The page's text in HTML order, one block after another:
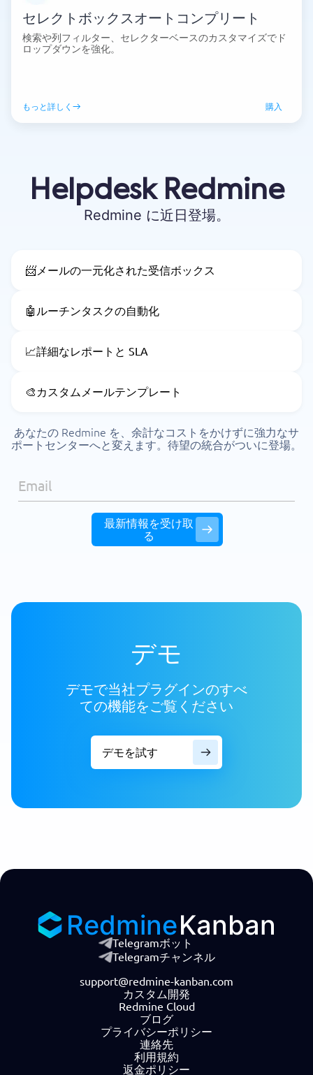
セレクトボックスオートコンプリート
検索や列フィルター、セレクターベースのカスタマイズでド
ロップダウンを強化。
もっと詳しく 購入
Helpdesk Redmine
Redmine に近日登場。
📨 メールの一元化された受信ボックス
🤖 ルーチンタスクの自動化
📈詳細なレポートと SLA
🎨 カスタムメールテンプレート
あなたの Redmine を、余計なコストをかけずに強力なサ
ポートセンターへと変えます。待望の統合がついに登場。
Email
最新情報を受け取
る
デモ
デモで当社プラグインのすべ
ての機能をご覧ください
デモを試す
RedmineKanban
Telegramボット
Telegramチャンネル
support@redmine-kanban.com
カスタム開発
Redmine Cloud
ブログ
プライバシーポリシー
連絡先
利用規約
返金ポリシー